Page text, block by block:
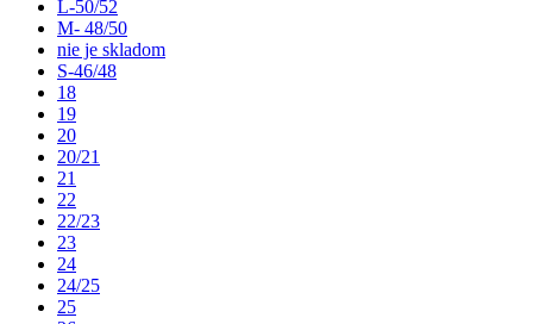
L-50/52
M- 48/50
nie je skladom
S-46/48
18
19
20
20/21
21
22
22/23
23
24
24/25
25